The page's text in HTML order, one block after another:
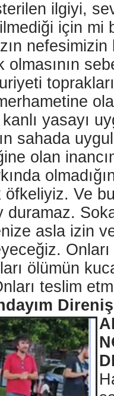
ilgiyi,
için mi
olmasının
yasayı
sahada
olan
Ve
duramaz.
asla izin
Onları
ölümün
teslim